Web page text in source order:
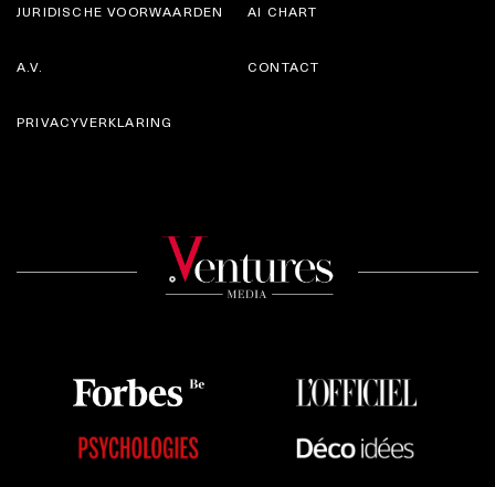
JURIDISCHE VOORWAARDEN
A.V.
AI CHART
CONTACT
PRIVACYVERKLARING